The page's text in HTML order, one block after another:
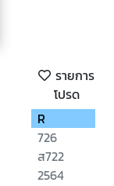
รายการ
โปรด
R
726
ส722
2564